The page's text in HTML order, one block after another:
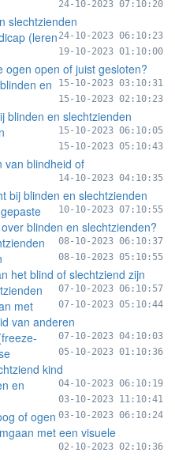
24-10-2023 07:10:20
slechtzienden
24-10-2023 06:10:23
(leren
19-10-2023 01:10:00
ogen open of juist gesloten?
15-10-2023 03:10:31
en
15-10-2023 02:10:23
blinden en slechtzienden
15-10-2023 06:10:05
15-10-2023 05:10:43
van blindheid of
14-10-2023 04:10:35
bij blinden en slechtzienden
10-10-2023 07:10:55
blinden en slechtzienden?
08-10-2023 06:10:37
08-10-2023 05:10:55
het blind of slechtziend zijn
07-10-2023 06:10:57
07-10-2023 05:10:44
met
van anderen
07-10-2023 04:10:03
05-10-2023 01:10:36
kind
04-10-2023 06:10:19
en
03-10-2023 11:10:41
of ogen 03-10-2023 06:10:24
met een visuele
02-10-2023 02:10:36